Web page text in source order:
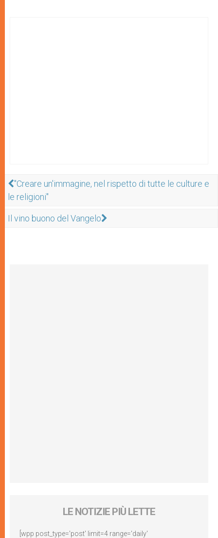
"Creare un'immagine, nel rispetto di tutte le culture e
le religioni"
Il vino buono del Vangelo
LE NOTIZIE PIÙ LETTE
[wpp post_type='post' limit=4 range='daily'